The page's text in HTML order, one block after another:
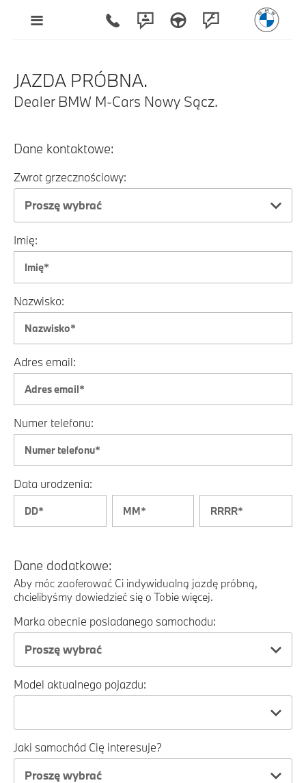
JAZDA PRÓBNA.
Dealer BMW M-Cars Nowy Sącz.
Dane kontaktowe:
Zwrot grzecznościowy:
Proszę wybrać
Imię:
Nazwisko:
Adres email:
Numer telefonu:
Data urodzenia:
Dane dodatkowe:
Aby móc zaoferować Ci indywidualną jazdę próbną,
chcielibyśmy dowiedzieć się o Tobie więcej.
Marka obecnie posiadanego samochodu:
Proszę wybrać
Model aktualnego pojazdu:
Jaki samochód Cię interesuje?
Proszę wybrać